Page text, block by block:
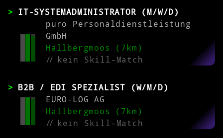
IT-SYSTEMADMINISTRATOR (M/W/D)
puro Personaldienstleistung
GmbH
Hallbergmoos (7km)
//kein Skill-Match
B2B / EDI SPEZIALIST (W/M/D)
EURO-LOG AG
Hallbergmoos (7km)
//kein Skill-Match